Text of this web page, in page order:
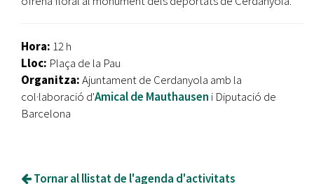
Hora: 12 h
Lloc: Plaça de la Pau
Organitza:Ajuntament de Cerdanyola amb la
col·laboració d'Amical de Mauthausen i Diputació de
Barcelona
Tornar al llistat de l'agenda d'activitats